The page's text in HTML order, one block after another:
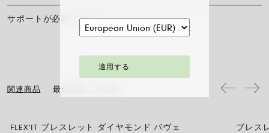
適用する
ください。
S M L XL
流れるようにそっと滑らせるだけで、スムーズに装着できます。
しておりません。
FOPEジュエリーの輝きと美しさを長く保つために、化学製品や化粧品と
の接触を避け、寝る前やスポーツをする前にはイヤリング、ネックレ
拭くだけで十分です。 ダイヤモンドジュエリーは、水とマイルドソープ
で洗浄し、すすいで自然乾燥させてください。
サポートが必要ですか？お問い合わせ
関連商品 最近閲覧した記事
FLEX'IT ブレスレット ダイヤモンド パヴェ
ブレス